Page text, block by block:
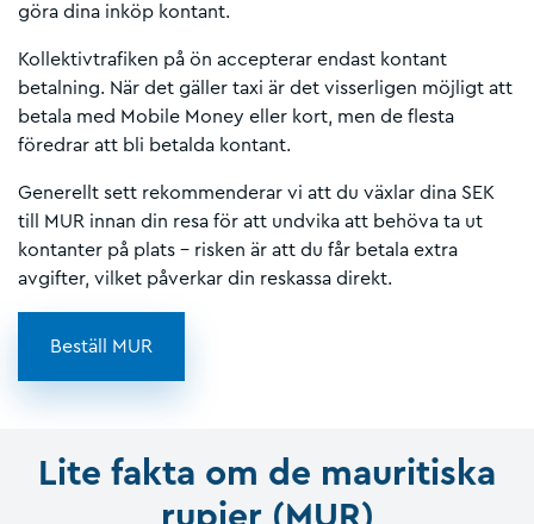
göra dina inköp kontant.
Kollektivtrafiken på ön accepterar endast kontant
betalning. När det gäller taxi är det visserligen möjligt att
betala med Mobile Money eller kort, men de flesta
föredrar att bli betalda kontant.
Generellt sett rekommenderar vi att du växlar dina SEK
till MUR innan din resa för att undvika att behöva ta ut
kontanter på plats – risken är att du får betala extra
avgifter, vilket påverkar din reskassa direkt.
Beställ MUR
Lite fakta om de mauritiska
rupier (MUR)